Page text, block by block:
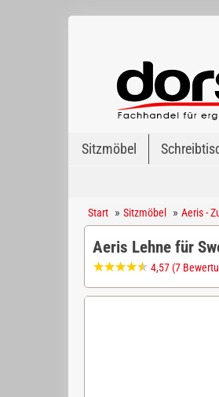
Sitzmöbel
Start » Sitzmöbel » Aeris -
Aeris Lehne für
4,57 (7